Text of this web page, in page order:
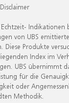
Echtzeit- Indikationen
von UBS
Diese Produkte
Index im
UBS übernimmt
für die
oder
Methodik.